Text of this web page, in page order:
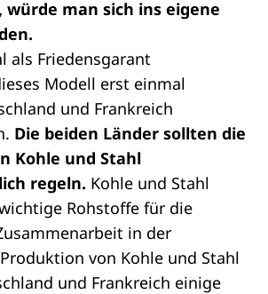
man sich ins eigene
als Friedensgarant
Modell erst einmal
und Frankreich
Die beiden Länder sollten die
Kohle und Stahl
regeln. Kohle und Stahl
Rohstoffe für die
in der
von Kohle und Stahl
und Frankreich einige